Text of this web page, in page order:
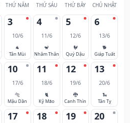
THỨ NĂM THỨ SÁU THỨ BẢY CHỦ NHẬT
3
10/6
🐐
Tân Mùi
4
11/6
🐒
Nhâm Thân
5
12/6
🐓
Quý Dậu
6
13/6
🐕
Giáp Tuất
10
17/6
🐅
Mậu Dần
11
18/6
🐈
Kỷ Mão
12
19/6
🐉
Canh Thìn
13
20/6
🐍
Tân Tỵ
17 18 19 20